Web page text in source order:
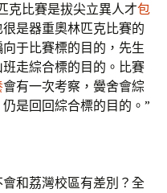
克比賽是拔尖立異人才包
是器重奧林匹克比賽的
于比賽標的目的，先生
走綜合標的目的。比賽
會有一次考察，黌舍會綜
是回回綜合標的目的。”
和荔灣校區有差別？全